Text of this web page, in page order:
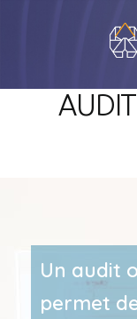
Un audit
permet